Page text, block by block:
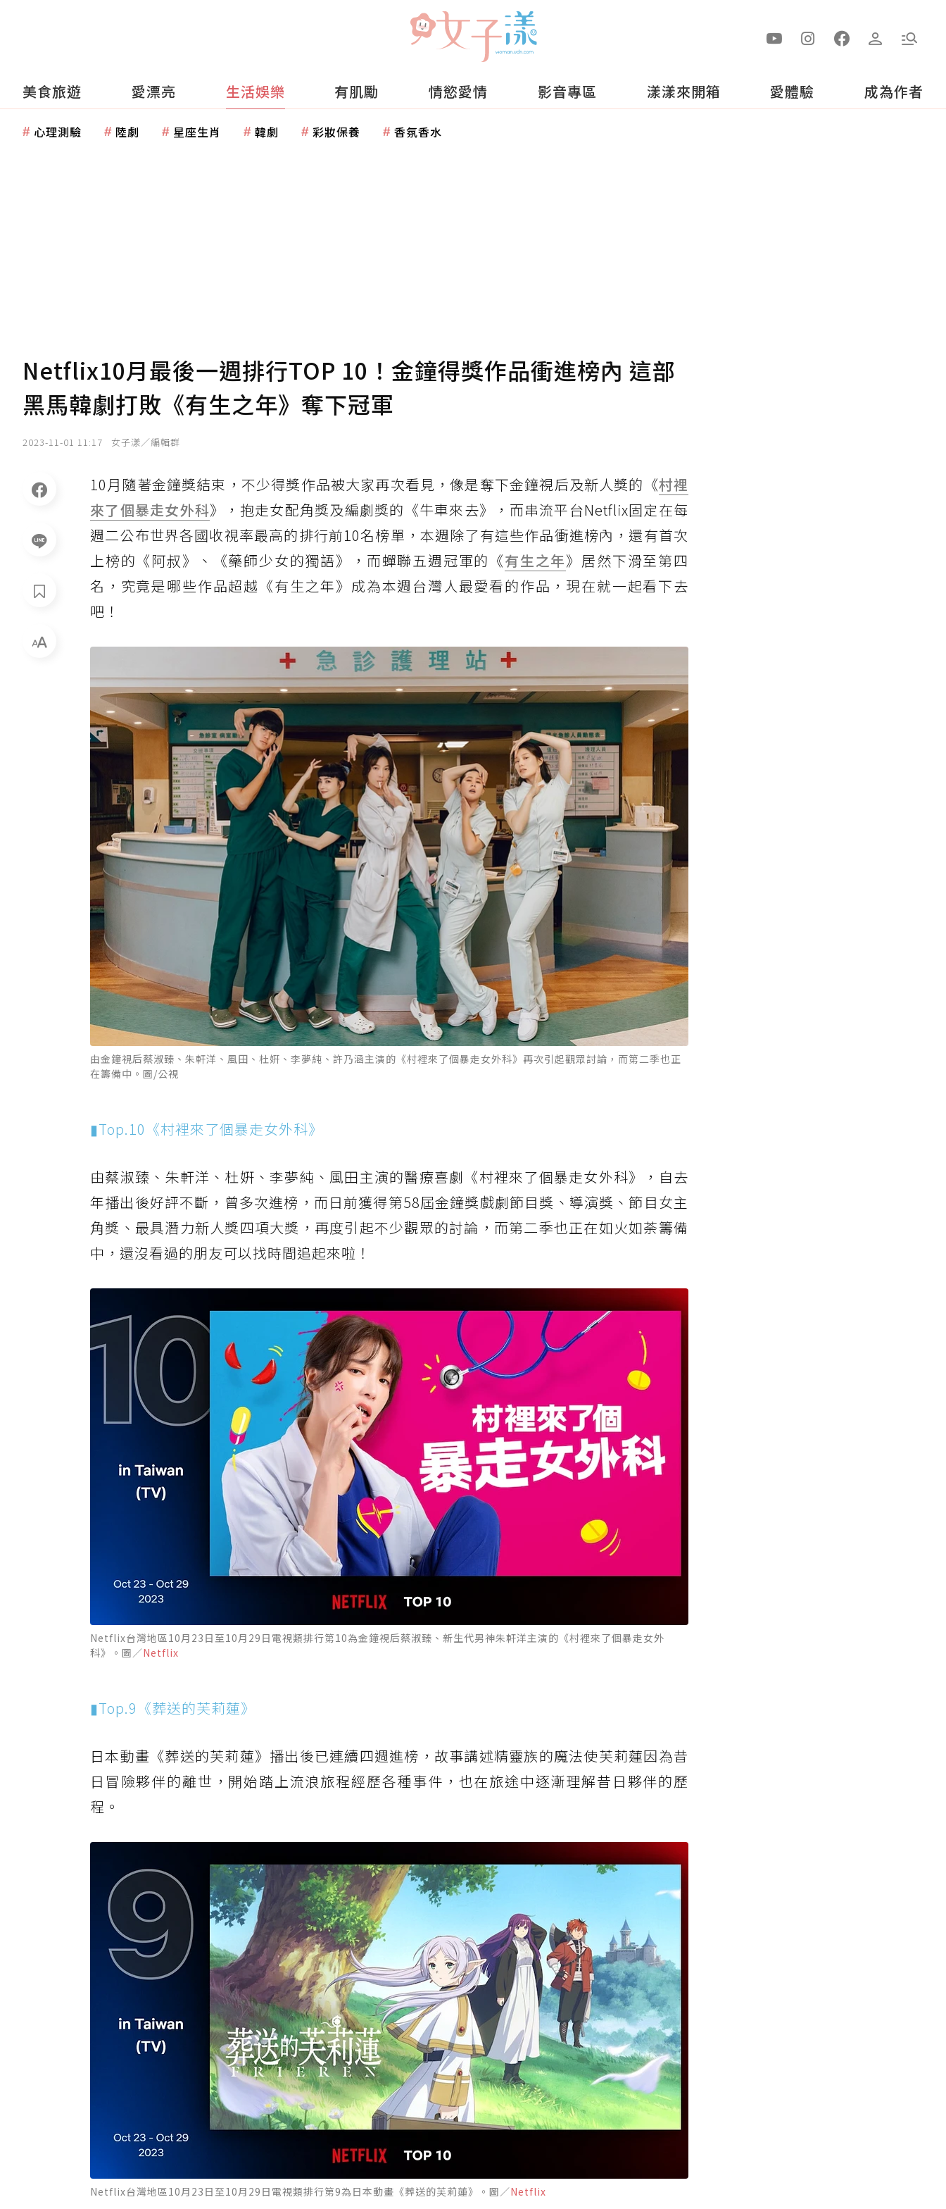
美食旅遊 愛漂亮 生活娛樂 有肌勵 情慾愛情 影音專區 漾漾來開箱 愛體驗 成為作者
心理測驗 陸劇 星座生肖 韓劇 彩妝保養 香氛香水
Netflix10月最後一週排行TOP 10！金鐘得獎作品衝進榜內 這部
黑馬韓劇打敗《有生之年》奪下冠軍
2023-11-01 11:17 女子漾／編輯群
10月隨著金鐘獎結束，不少得獎作品被大家再次看見，像是奪下金鐘視后及新人獎的《村裡
來了個暴走女外科》，抱走女配角獎及編劇獎的《牛車來去》，而串流平台Netflix固定在每
週二公布世界各國收視率最高的排行前10名榜單，本週除了有這些作品衝進榜內，還有首次
上榜的《阿叔》、《藥師少女的獨語》，而蟬聯五週冠軍的《有生之年》居然下滑至第四
名，究竟是哪些作品超越《有生之年》成為本週台灣人最愛看的作品，現在就一起看下去
吧！
由金鐘視后蔡淑臻、朱軒洋、風田、杜姸、李夢純、許乃涵主演的《村裡來了個暴走女外科》再次引起觀眾討論，而第二季也正
在籌備中。圖/公視
▮Top.10《村裡來了個暴走女外科》
由蔡淑臻、朱軒洋、杜姸、李夢純、風田主演的醫療喜劇《村裡來了個暴走女外科》，自去
年播出後好評不斷，曾多次進榜，而日前獲得第58屆金鐘獎戲劇節目獎、導演獎、節目女主
角獎、最具潛力新人獎四項大獎，再度引起不少觀眾的討論，而第二季也正在如火如荼籌備
中，還沒看過的朋友可以找時間追起來啦！
Netflix台灣地區10月23日至10月29日電視類排行第10為金鐘視后蔡淑臻、新生代男神朱軒洋主演的《村裡來了個暴走女外
科》。圖／Netflix
▮Top.9《葬送的芙莉蓮》
日本動畫《葬送的芙莉蓮》播出後已連續四週進榜，故事講述精靈族的魔法使芙莉蓮因為昔
日冒險夥伴的離世，開始踏上流浪旅程經歷各種事件，也在旅途中逐漸理解昔日夥伴的歷
程。
Netflix台灣地區10月23日至10月29日電視類排行第9為日本動畫《葬送的芙莉蓮》。圖／Netflix